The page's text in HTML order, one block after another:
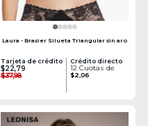
Laura - Brasier Silueta Triangular sin aro
Tarjeta de crédito
$22,79
$37,98
Crédito directo
12 Cuotas de
$2,06